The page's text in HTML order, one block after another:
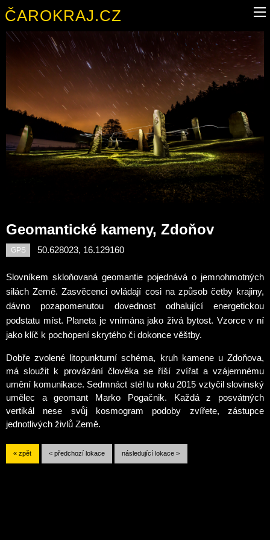
ČAROKRAJ.CZ
Geomantické kameny, Zdoňov
GPS 50.628023, 16.129160
Slovníkem skloňovaná geomantie pojednává o jemnohmotných
silách Země. Zasvěcenci ovládají cosi na způsob četby krajiny,
dávno pozapomenutou dovednost odhalující energetickou
podstatu míst. Planeta je vnímána jako živá bytost. Vzorce v ní
jako klíč k pochopení skrytého či dokonce věštby.
Dobře zvolené litopunkturní schéma, kruh kamene u Zdoňova,
má sloužit k provázání člověka se říší zvířat a vzájemnému
umění komunikace. Sedmnáct stél tu roku 2015 vztyčil slovinský
umělec a geomant Marko Pogačnik. Každá z posvátných
vertikál nese svůj kosmogram podoby zvířete, zástupce
jednotlivých živlů Země.
« zpět < předchozí lokace následující lokace >